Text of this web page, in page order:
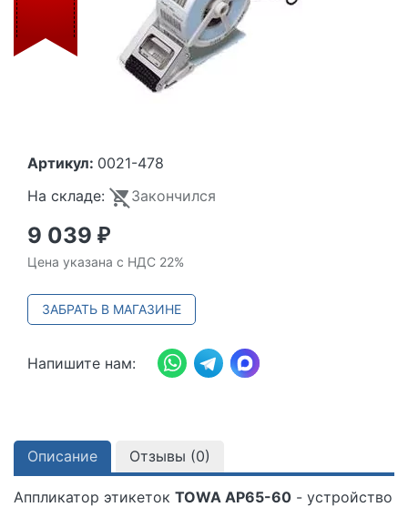
Артикул: 0021-478
На складе:
Закончился
9 039 ₽
Цена указана с НДС 22%
ЗАБРАТЬ В МАГАЗИНЕ
Напишите нам:
Описание Отзывы (0)
Аппликатор этикеток TOWA AP65-60 - устройство